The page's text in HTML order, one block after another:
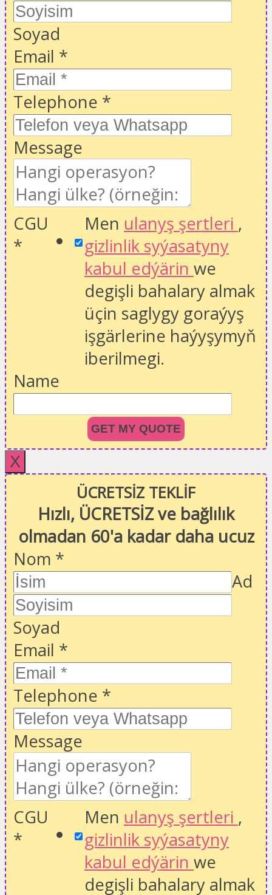
Soyad
Email *
Telephone *
Message
CGU
*
Men ulanyş şertleri ,
gizlinlik syýasatyny
kabul edýärin we
degişli bahalary almak
üçin saglygy goraýyş
işgärlerine haýyşymyň
iberilmegi.
Name
GET MY QUOTE
X
ÜCRETSİZ TEKLİF
Hızlı, ÜCRETSİZ ve bağlılık
olmadan 60'a kadar daha ucuz
Nom *
Ad
Soyad
Email *
Telephone *
Message
CGU
*
Men ulanyş şertleri ,
gizlinlik syýasatyny
kabul edýärin we
degişli bahalary almak